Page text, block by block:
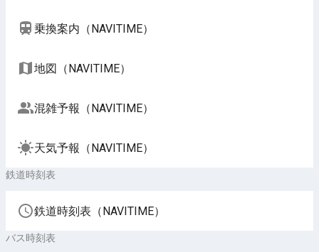
乗換案内（NAVITIME）
地図（NAVITIME）
混雑予報（NAVITIME）
天気予報（NAVITIME）
鉄道時刻表
鉄道時刻表（NAVITIME）
バス時刻表